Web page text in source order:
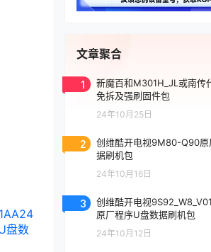
盘数
文章聚合
1
新魔百和M301H_JL或南传
免拆及强刷固件包
24年10月25日
2
创维酷开电视9M80-Q90原
据刷机包
24年10月16日
3
创维酷开电视
原厂程序U盘数据刷机包
24年10月12日